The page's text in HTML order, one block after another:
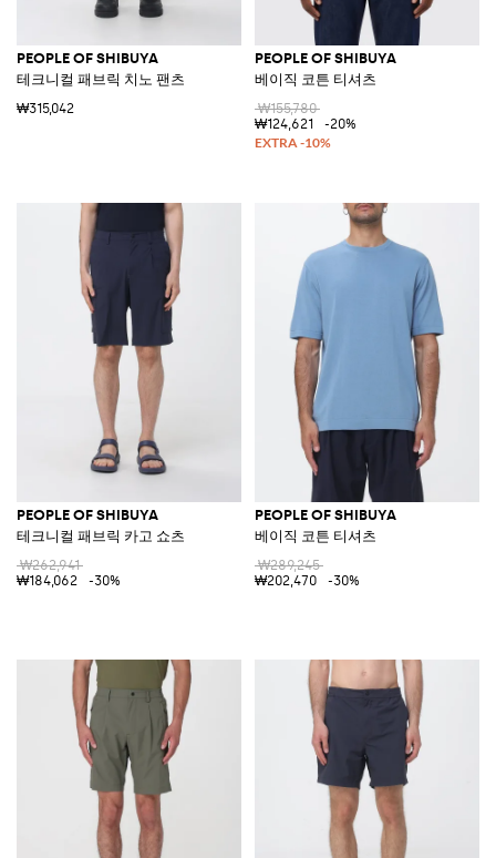
PEOPLE OF SHIBUYA
테크니컬 패브릭 치노 팬츠
₩315,042
PEOPLE OF SHIBUYA
베이직 코튼 티셔츠
₩155,780
₩124,621
-20%
PEOPLE OF SHIBUYA
테크니컬 패브릭 카고 쇼츠
₩262,941
₩184,062
-30%
PEOPLE OF SHIBUYA
베이직 코튼 티셔츠
₩289,245
₩202,470
-30%